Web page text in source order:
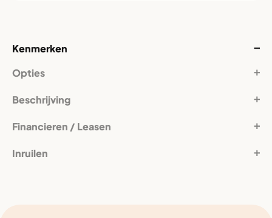
Kenmerken
Opties
Beschrijving
Financieren / Leasen
Inruilen